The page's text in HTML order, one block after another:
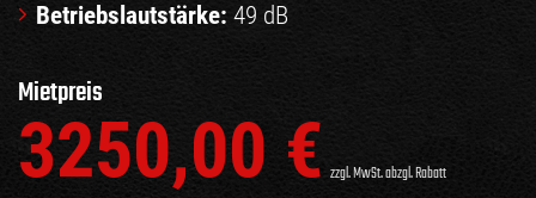
Betriebslautstärke: 49 dB
Mietpreis
3250,00 € zzgl. MwSt. abzgl. Rabatt